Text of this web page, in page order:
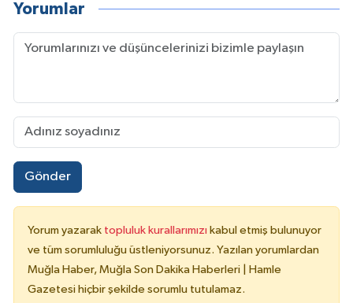
Yorumlar
Gönder
Yorum yazarak topluluk kurallarımızı kabul etmiş bulunuyor
ve tüm sorumluluğu üstleniyorsunuz. Yazılan yorumlardan
Muğla Haber, Muğla Son Dakika Haberleri | Hamle
Gazetesi hiçbir şekilde sorumlu tutulamaz.